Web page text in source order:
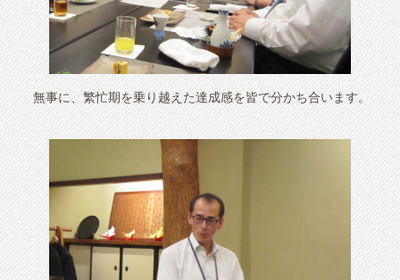
無事に、繁忙期を乗り越えた達成感を皆で分かち合います。